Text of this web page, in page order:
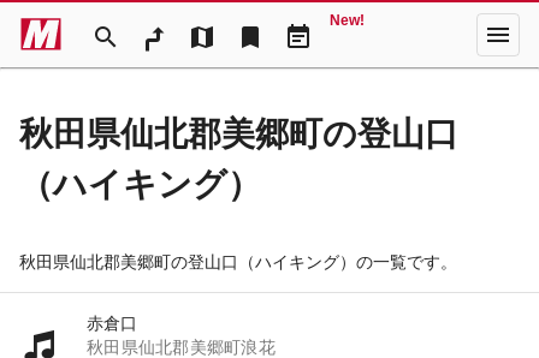
search map bookmark event_note
New! menu
秋田県仙北郡美郷町の登山口
（ハイキング）
秋田県仙北郡美郷町の登山口（ハイキング）の一覧です。
赤倉口
秋田県仙北郡美郷町浪花